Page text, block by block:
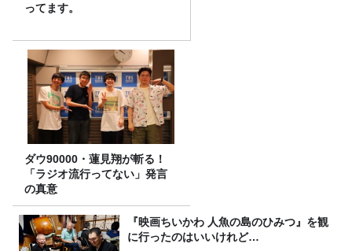
ってます。
ダウ90000・蓮見翔が斬る！
「ラジオ流行ってない」発言
の真意
『映画ちいかわ 人魚の島のひみつ』を観
に行ったのはいいけれど…